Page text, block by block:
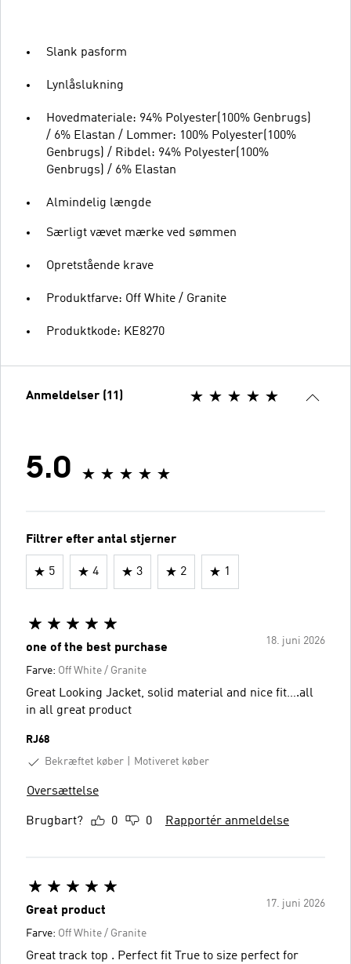
Slank pasform
Lynlåslukning
Hovedmateriale: 94% Polyester(100% Genbrugs)
/ 6% Elastan / Lommer: 100% Polyester(100%
Genbrugs) / Ribdel: 94% Polyester(100%
Genbrugs) / 6% Elastan
Almindelig længde
Særligt vævet mærke ved sømmen
Opretstående krave
Produktfarve: Off White / Granite
Produktkode: KE8270
Anmeldelser (11)
5.0
Filtrer efter antal stjerner
5 4 3 2 1
18. juni 2026
one of the best purchase
Farve: Off White / Granite
Great Looking Jacket, solid material and nice fit….all
in all great product
RJ68
Bekræftet køber
Motiveret køber
Oversættelse
Brugbart? 0 0 Rapportér anmeldelse
17. juni 2026
Great product
Farve: Off White / Granite
Great track top . Perfect fit True to size perfect for